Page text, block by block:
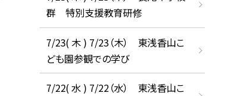
群 特別支援教育研修
7/23( 木 ) 7/23（木） 東浅香山こ
ども園参観での学び
7/22( 水 ) 7/22（水） 東浅香山こ